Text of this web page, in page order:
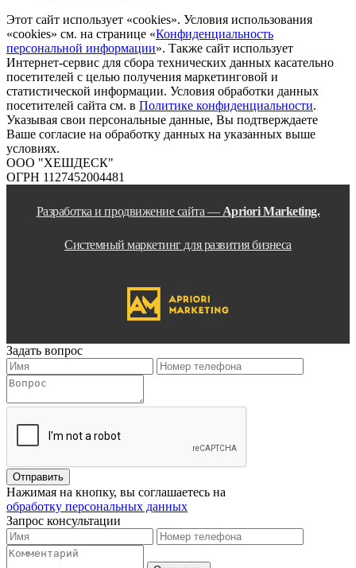
Этот сайт использует «cookies». Условия использования
«cookies» см. на странице «Конфиденциальность
персональной информации». Также сайт использует
Интернет-сервис для сбора технических данных касательно
посетителей с целью получения маркетинговой и
статистической информации. Условия обработки данных
посетителей сайта см. в Политике конфиденциальности.
Указывая свои персональные данные, Вы подтверждаете
Ваше согласие на обработку данных на указанных выше
условиях.
ООО "ХЕШДЕСК"
ОГРН 1127452004481
Разработка и продвижение сайта — Apriori Marketing.
Системный маркетинг для развития бизнеса
Задать вопрос
Нажимая на кнопку, вы соглашаетесь на
обработку персональных данных
Запрос консультации